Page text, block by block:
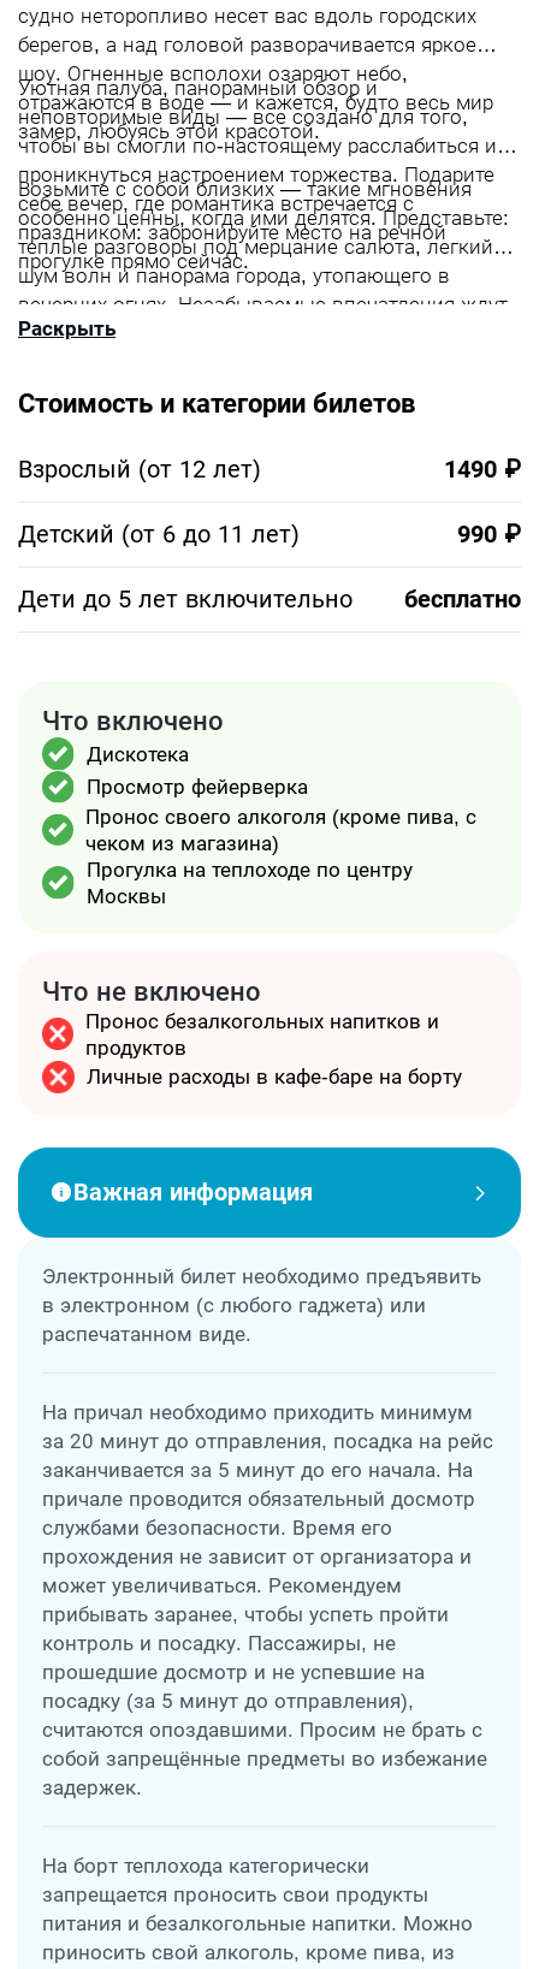
судно неторопливо несет вас вдоль городских
берегов, а над головой разворачивается яркое
шоу. Огненные всполохи озаряют небо,
отражаются в воде — и кажется, будто весь мир
замер, любуясь этой красотой.
Уютная палуба, панорамный обзор и
неповторимые виды — все создано для того,
чтобы вы смогли по‑настоящему расслабиться и
проникнуться настроением торжества. Подарите
себе вечер, где романтика встречается с
праздником: забронируйте место на речной
прогулке прямо сейчас.
Возьмите с собой близких — такие мгновения
особенно ценны, когда ими делятся. Представьте:
теплые разговоры под мерцание салюта, легкий
шум волн и панорама города, утопающего в
вечерних огнях. Незабываемые впечатления ждут
Вас на борту — доверьтесь течению и позвольте
Раскрыть
Стоимость и категории билетов
Взрослый (от 12 лет) 1490 ₽
Детский (от 6 до 11 лет) 990 ₽
Дети до 5 лет включительно бесплатно
Что включено
Дискотека
Просмотр фейерверка
Пронос своего алкоголя (кроме пива, с
чеком из магазина)
Прогулка на теплоходе по центру
Москвы
Что не включено
Пронос безалкогольных напитков и
продуктов
Личные расходы в кафе-баре на борту
Важная информация
Электронный билет необходимо предъявить
в электронном (с любого гаджета) или
распечатанном виде.
На причал необходимо приходить минимум
за 20 минут до отправления, посадка на рейс
заканчивается за 5 минут до его начала. На
причале проводится обязательный досмотр
службами безопасности. Время его
прохождения не зависит от организатора и
может увеличиваться. Рекомендуем
прибывать заранее, чтобы успеть пройти
контроль и посадку. Пассажиры, не
прошедшие досмотр и не успевшие на
посадку (за 5 минут до отправления),
считаются опоздавшими. Просим не брать с
собой запрещённые предметы во избежание
задержек.
На борт теплохода категорически
запрещается проносить свои продукты
питания и безалкогольные напитки. Можно
приносить свой алкоголь, кроме пива, из